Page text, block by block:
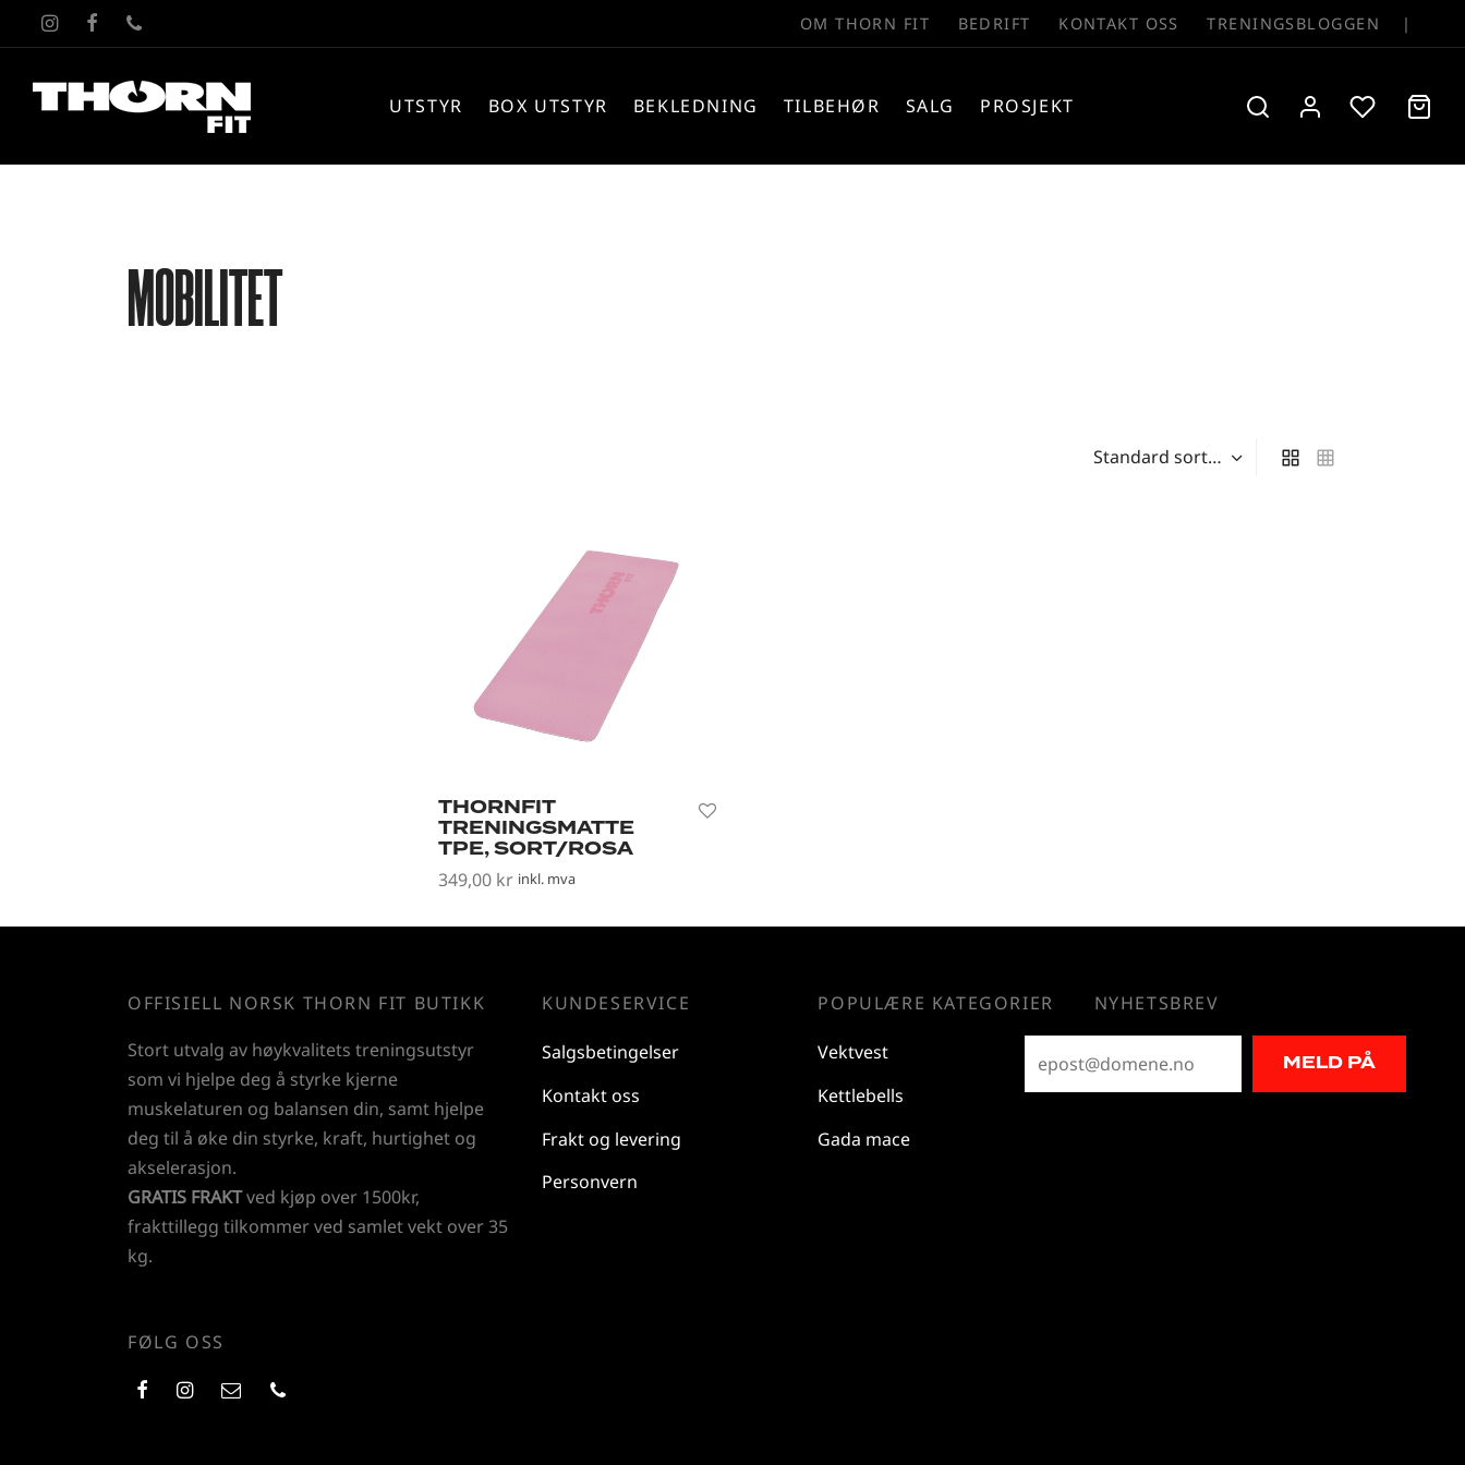
OM THORN FIT BEDRIFT KONTAKT OSS TRENINGSBLOGGEN |
UTSTYR BOX UTSTYR BEKLEDNING TILBEHØR SALG PROSJEKT
MOBILITET
THORNFIT
TRENINGSMATTE
TPE, SORT/ROSA
349,00 kr inkl. mva
OFFISIELL NORSK THORN FIT BUTIKK
Stort utvalg av høykvalitets treningsutstyr
som vi hjelpe deg å styrke kjerne
muskelaturen og balansen din, samt hjelpe
deg til å øke din styrke, kraft, hurtighet og
akselerasjon.
GRATIS FRAKTved kjøp over 1500kr,
frakttillegg tilkommer ved samlet vekt over 35
kg.
FØLG OSS
KUNDESERVICE
Salgsbetingelser
Kontakt oss
Frakt og levering
Personvern
POPULÆRE KATEGORIER
Vektvest
Kettlebells
Gada mace
NYHETSBREV